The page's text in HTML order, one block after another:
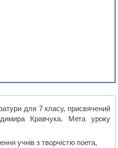
для 7 класу, присвячений
Кравчука. Мета уроку
учнів з творчістю поета,